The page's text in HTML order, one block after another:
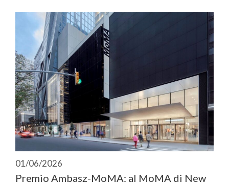
01/06/2026
Premio Ambasz-MoMA: al MoMA di New